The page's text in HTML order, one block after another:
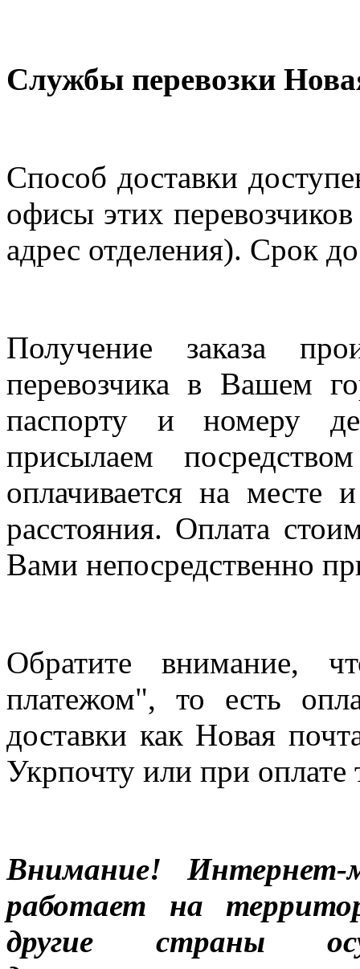
Службы перевозки
Способ доставки
офисы этих
адрес отделения). Срок
Получение заказа
перевозчика в Вашем
паспорту и номеру
присылаем
оплачивается на месте
расстояния. Оплата
Вами непосредственно
Обратите внимание,
платежом", то есть
доставки как Новая
Укрпочту или при оплате
Внимание! Интернет-
работает на
другие страны